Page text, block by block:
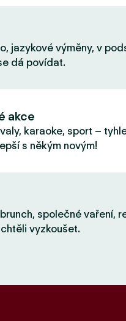
jazykové výměny, v
dá povídat.
akce
karaoke, sport –
s někým novým!
společné vaření,
vyzkoušet.